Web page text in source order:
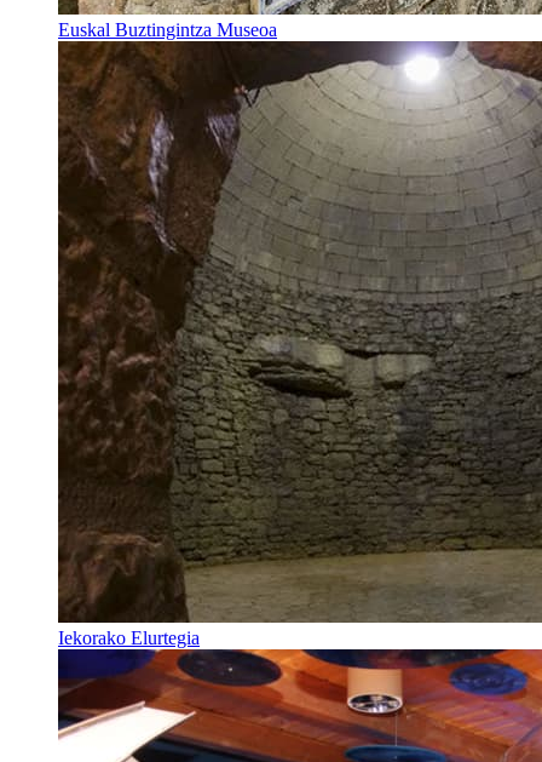
Euskal Buztingintza Museoa
Iekorako Elurtegia